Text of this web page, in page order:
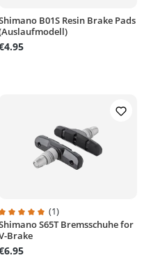
B01S Resin Brake Pads
rating of 5 out of 5 stars
(1)
S65T Bremsschuhe for
Brake